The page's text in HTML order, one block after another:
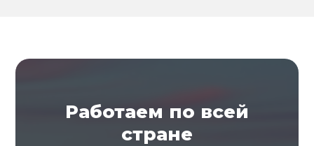
Работаем по всей
стране